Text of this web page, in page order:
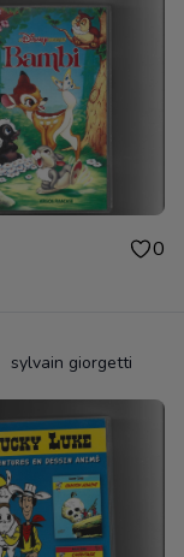
0
sylvain giorgetti